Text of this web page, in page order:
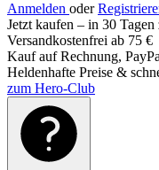
Anmelden oder
Jetzt kaufen – in 30 Tagen
Versandkostenfrei ab 75 €
Kauf auf Rechnung,
Heldenhafte Preise &
zum Hero-Club